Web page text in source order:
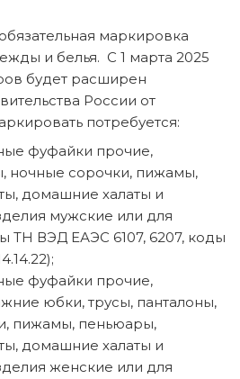
маркировка
и белья. С 1 марта 2025
будет расширен
России от
потребуется:
фуфайки прочие,
ночные сорочки, пижамы,
домашние халаты и
мужские или для
ТН ВЭД ЕАЭС 6107, 6207, коды
фуфайки прочие,
юбки, трусы, панталоны,
пижамы, пеньюары,
домашние халаты и
женские или для